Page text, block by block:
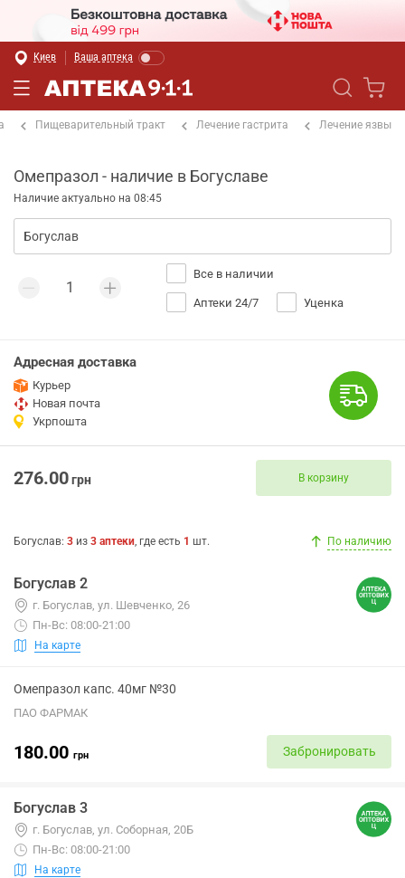
Киев Ваша аптека
Пищеварительный тракт Лечение гастрита Лечение язвы
Омепразол - наличие в Богуславе
Наличие актуально на 08:45
Все в наличии
Аптеки 24/7 Уценка
Адресная доставка
Курьер
Новая почта
Укрпошта
276.00грн В корзину
Богуслав: 3 из 3 аптеки, где есть 1 шт. По наличию
Богуслав 2
г. Богуслав, ул. Шевченко, 26
Пн-Вс: 08:00-21:00
На карте
Омепразол капс. 40мг №30
ПАО ФАРМАК
180.00 грн Забронировать
Богуслав 3
г. Богуслав, ул. Соборная, 20Б
Пн-Вс: 08:00-21:00
На карте